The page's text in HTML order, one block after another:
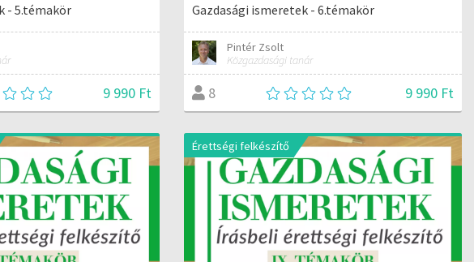
- 5.témakör
9 990 Ft
Gazdasági ismeretek - 6.témakör
Pintér Zsolt
Közgazdasági tanár
8 9 990 Ft
Érettségi felkészítő